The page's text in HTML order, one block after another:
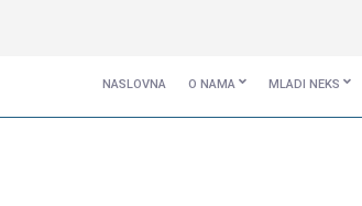
NASLOVNA O NAMA MLADI NEKS